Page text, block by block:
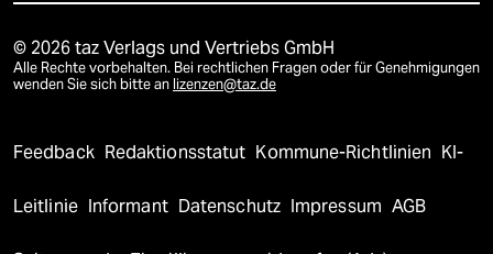
© 2026 taz Verlags und Vertriebs GmbH
Alle Rechte vorbehalten. Bei rechtlichen Fragen oder für Genehmigungen
wenden Sie sich bitte an lizenzen@taz.de
Feedback Redaktionsstatut Kommune-Richtlinien KI-
Leitlinie Informant Datenschutz Impressum AGB